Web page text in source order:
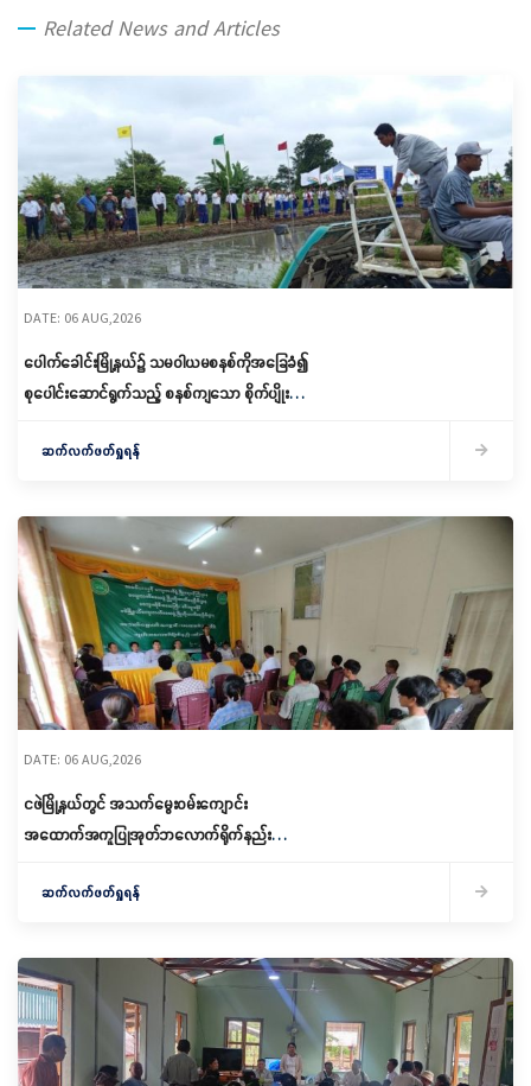
Related News and Articles
DATE: 06 AUG,2026
ပေါက်ခေါင်းမြို့နယ်၌ သမဝါယမစနစ်ကိုအခြေခံ၍
စုပေါင်းဆောင်ရွက်သည့် စနစ်ကျသော စိုက်ပျိုးရေး
ဆက်လက်ဖတ်ရှုရန်
DATE: 06 AUG,2026
ငဖဲမြို့နယ်တွင် အသက်မွေးဝမ်းကျောင်း
အထောက်အကူပြုအုတ်ဘလောက်ရိုက်နည်း
ဆက်လက်ဖတ်ရှုရန်